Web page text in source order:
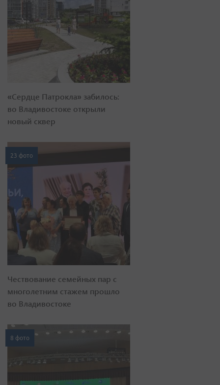
«Сердце Патрокла» забилось:
во Владивостоке открыли
новый сквер
23 фото
Чествование семейных пар с
многолетним стажем прошло
во Владивостоке
8 фото